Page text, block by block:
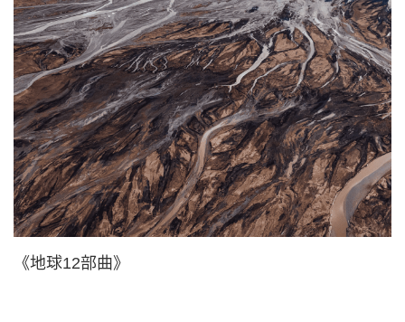
《地球12部曲》